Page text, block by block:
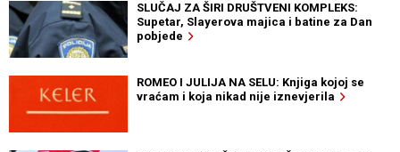
SLUČAJ ZA ŠIRI DRUŠTVENI KOMPLEKS:
Supetar, Slayerova majica i batine za Dan
pobjede
ROMEO I JULIJA NA SELU: Knjiga kojoj se
vraćam i koja nikad nije iznevjerila